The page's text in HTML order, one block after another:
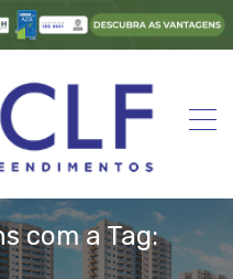
com a Tag: